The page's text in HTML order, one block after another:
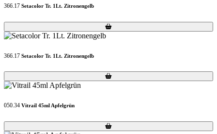
366.17 Setacolor Tr. 1Lt. Zitronengelb
Loading...
Loading...
366.17 Setacolor Tr. 1Lt. Zitronengelb
Loading...
Loading...
050.34 Vitrail 45ml Apfelgrün
Loading...
Loading...